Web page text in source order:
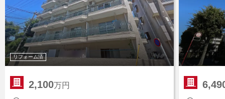
リフォーム済
2,100万円